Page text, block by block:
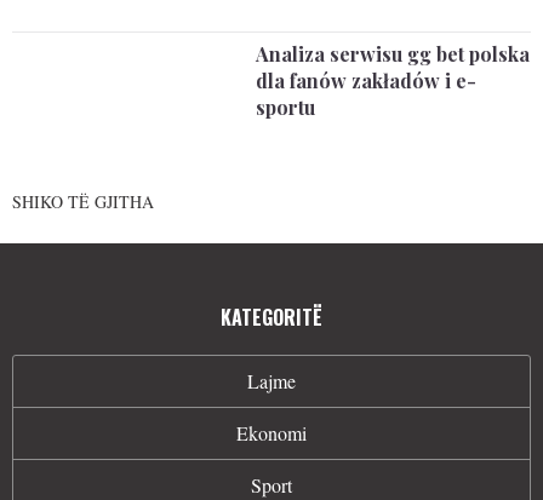
Analiza serwisu gg bet polska
dla fanów zakładów i e-
sportu
SHIKO TË GJITHA
KATEGORITË
Lajme
Ekonomi
Sport